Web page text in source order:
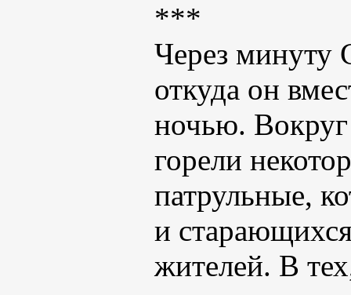
***
Через минуту
откуда он
ночью. Вокруг
горели
патрульные,
и
жителей. В